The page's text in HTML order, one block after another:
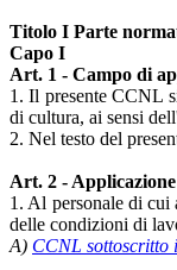
Titolo I Parte
Capo I
Art. 1 - Campo di
1. Il presente CCNL
di cultura, ai sensi
2. Nel testo del
Art. 2 -
1. Al personale di cui
delle condizioni di
A) CCNL sottoscritto